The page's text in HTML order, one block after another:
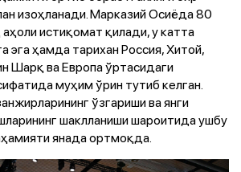
изоҳланади. Марказий Осиёда 80
истиқомат қилади, у катта
эга ҳамда тарихан Россия, Хитой,
Шарқ ва Европа ўртасидаги
муҳим ўрин тутиб келган.
ўзгариши ва янги
шаклланиши шароитида ушбу
янада ортмоқда.